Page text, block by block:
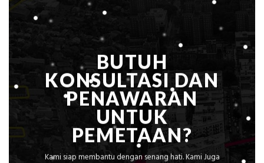
BUTUH
KONSULTASI DAN
PENAWARAN
UNTUK
PEMETAAN?
Kami siap membantu dengan senang hati. Kami Juga